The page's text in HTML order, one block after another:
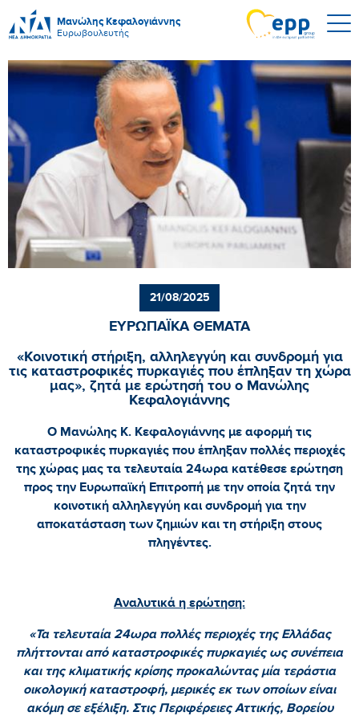
Μανώλης Κεφαλογιάννης
Ευρωβουλευτής
21/08/2025
ΕΥΡΩΠΑΪΚΑ ΘΕΜΑΤΑ
«Κοινοτική στήριξη, αλληλεγγύη και συνδρομή για
τις καταστροφικές πυρκαγιές που έπληξαν τη χώρα
μας», ζητά με ερώτησή του ο Μανώλης
Κεφαλογιάννης
Ο Μανώλης Κ. Κεφαλογιάννης με αφορμή τις
καταστροφικές πυρκαγιές που έπληξαν πολλές περιοχές
της χώρας μας τα τελευταία 24ωρα κατέθεσε ερώτηση
προς την Ευρωπαϊκή Επιτροπή με την οποία ζητά την
κοινοτική αλληλεγγύη και συνδρομή για την
αποκατάσταση των ζημιών και τη στήριξη στους
πληγέντες.
Αναλυτικά η ερώτηση:
«Τα τελευταία 24ωρα πολλές περιοχές της Ελλάδας
πλήττονται από καταστροφικές πυρκαγιές ως συνέπεια
και της κλιματικής κρίσης προκαλώντας μία τεράστια
οικολογική καταστροφή, μερικές εκ των οποίων είναι
ακόμη σε εξέλιξη. Στις Περιφέρειες Αττικής, Βορείου